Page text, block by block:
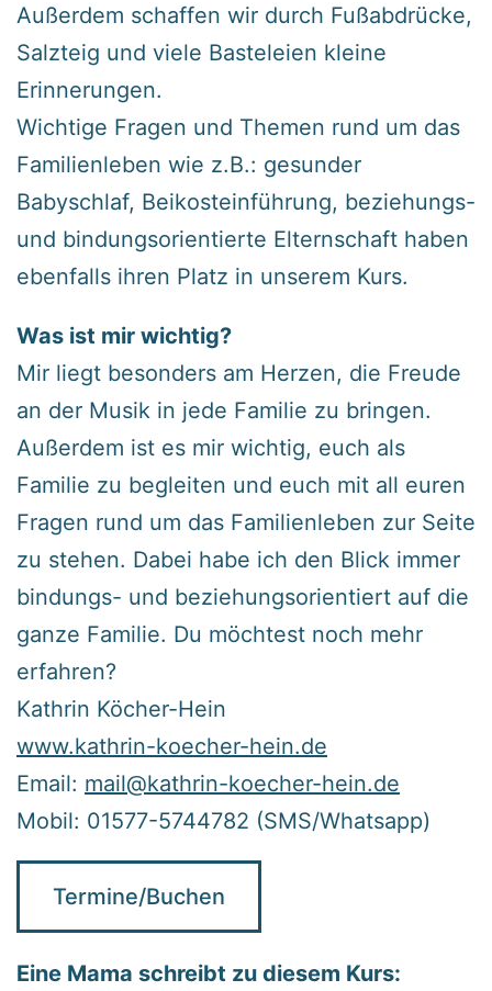
Außerdem schaffen wir durch Fußabdrücke,
Salzteig und viele Basteleien kleine
Erinnerungen.
Wichtige Fragen und Themen rund um das
Familienleben wie z.B.: gesunder
Babyschlaf, Beikosteinführung, beziehungs-
und bindungsorientierte Elternschaft haben
ebenfalls ihren Platz in unserem Kurs.
Was ist mir wichtig?
Mir liegt besonders am Herzen, die Freude
an der Musik in jede Familie zu bringen.
Außerdem ist es mir wichtig, euch als
Familie zu begleiten und euch mit all euren
Fragen rund um das Familienleben zur Seite
zu stehen. Dabei habe ich den Blick immer
bindungs- und beziehungsorientiert auf die
ganze Familie. Du möchtest noch mehr
erfahren?
Kathrin Köcher-Hein
www.kathrin-koecher-hein.de
Email: mail@kathrin-koecher-hein.de
Mobil: 01577-5744782 (SMS/Whatsapp)
Termine/Buchen
Eine Mama schreibt zu diesem Kurs: